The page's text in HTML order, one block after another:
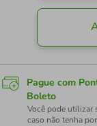
Pague com
Boleto
Você pode utilizar
caso não tenha